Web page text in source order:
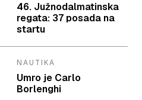
46. Južnodalmatinska
regata: 37 posada na
startu
NAUTIKA
Umro je Carlo
Borlenghi